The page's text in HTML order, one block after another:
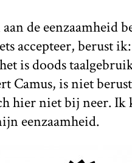
de eenzaamheid
accepteer, berust
is doods
Camus, is niet
hier niet bij neer. Ik
eenzaamheid.